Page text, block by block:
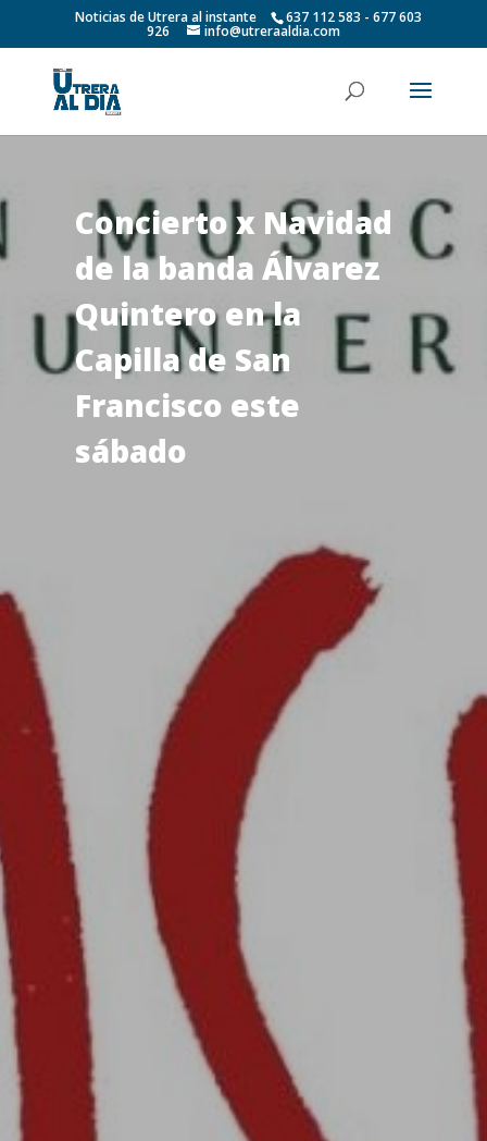
Noticias de Utrera al instante 637 112 583 - 677 603
926 info@utreraaldia.com
Concierto x Navidad
de la banda Álvarez
Quintero en la
Capilla de San
Francisco este
sábado